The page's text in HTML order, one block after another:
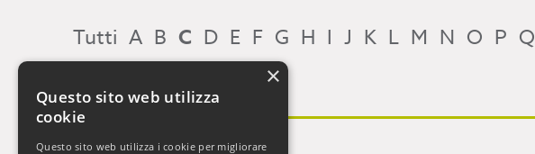
Tutti A B C D E F G H I J K L M N O P Q
×
Questo sito web utilizza
cookie
Questo sito web utilizza i cookie per migliorare